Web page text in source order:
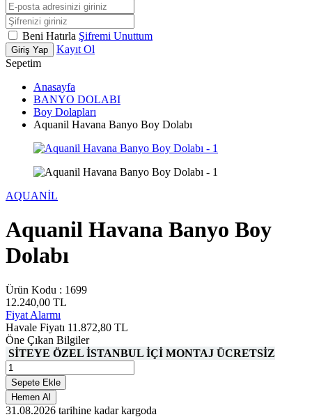
Beni Hatırla Şifremi Unuttum
Giriş Yap
Kayıt Ol
Sepetim
Anasayfa
BANYO DOLABI
Boy Dolapları
Aquanil Havana Banyo Boy Dolabı
AQUANİL
Aquanil Havana Banyo Boy
Dolabı
Ürün Kodu : 1699
12.240,00 TL
Fiyat Alarmı
Havale Fiyatı 11.872,80 TL
Öne Çıkan Bilgiler
SİTEYE ÖZEL İSTANBUL İÇİ MONTAJ ÜCRETSİZ
Sepete Ekle
Hemen Al
31.08.2026 tarihine kadar kargoda